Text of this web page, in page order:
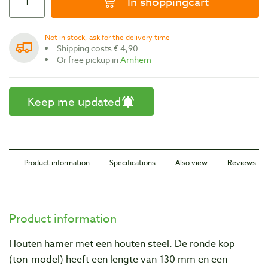
Not in stock, ask for the delivery time
Shipping costs € 4,90
Or free pickup inArnhem
Keep me updated
Product information Specifications Also view Reviews
Product information
Houten hamer met een houten steel. De ronde kop
(ton-model) heeft een lengte van 130 mm en een